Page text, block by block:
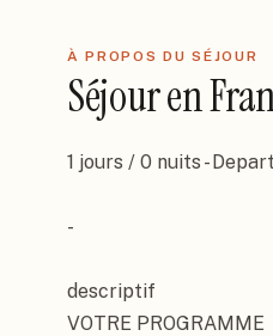
À PROPOS DU SÉJOUR
Séjouren
1 jours / 0 nuits -
-
descriptif
VOTRE PROGRAMME